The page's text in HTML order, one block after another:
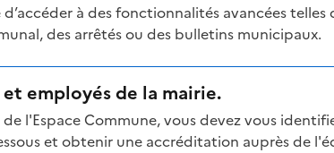
à des fonctionnalités avancées
des arrêtés ou des bulletins municipaux.
employés de la mairie.
l'Espace Commune, vous devez vous
et obtenir une accréditation auprès de